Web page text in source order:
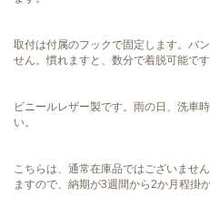
取付は付属のフックで固定します。バ
せん。慣れますと、数分で着脱可能です
ビニールレザー製です。雨の日、洗車
い。
こちらは、通常在庫品ではございませ
ますので、納期が3週間から2か月程掛